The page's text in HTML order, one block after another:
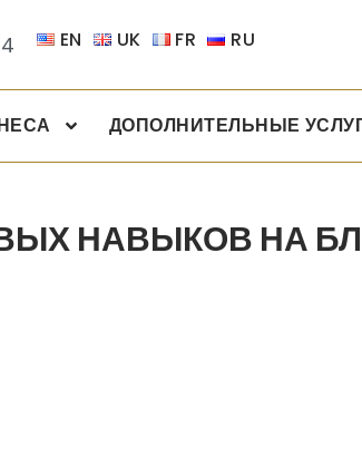
EN UK FR RU
ДОПОЛНИТЕЛЬНЫЕ
НАВЫКОВ НА